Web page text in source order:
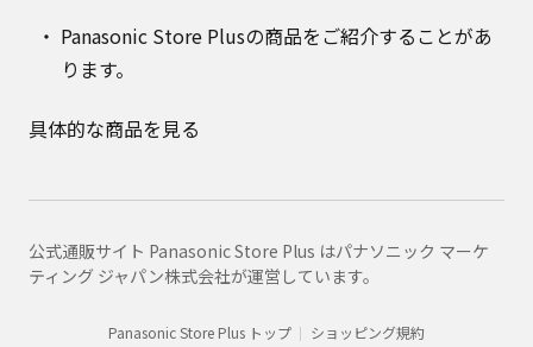
Panasonic Store Plusの商品をご紹介することがあ
ります。
具体的な商品を見る
公式通販サイト Panasonic Store Plus はパナソニック マーケ
ティング ジャパン株式会社が運営しています。
Panasonic Store Plus トップ
ショッピング規約